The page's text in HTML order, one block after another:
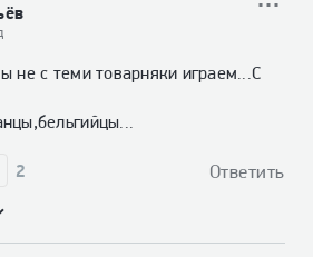
не с теми товарняки играем...С
2 Ответить